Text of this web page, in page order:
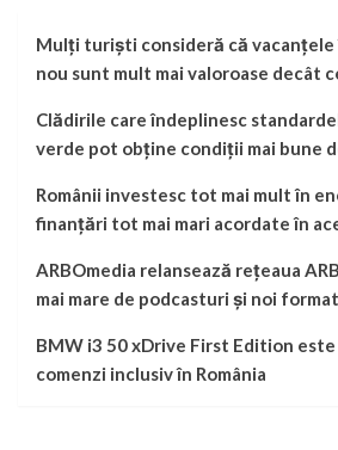
Mulți turiști consideră că vacanțele
nou sunt mult mai valoroase decât
Clădirile care îndeplinesc
verde pot obține condiții mai bune
Românii investesc tot mai mult în
finanțări tot mai mari acordate în
ARBOmedia relansează rețeaua
mai mare de podcasturi și noi
BMW i3 50 xDrive First Edition
comenzi inclusiv în România